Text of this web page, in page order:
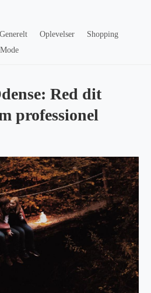
Generelt Oplevelser
Shopping
Mode
Red dit
professionel